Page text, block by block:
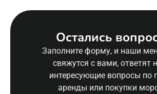
Остались
Заполните форму, и наши
свяжутся с вами, ответят
интересующие вопросы по
аренды или покупки